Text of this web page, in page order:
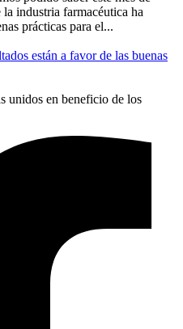
industria farmacéutica ha
prácticas para el...
están a favor de las buenas
unidos en beneficio de los